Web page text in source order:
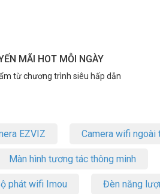
MÃI HOT MỖI NGÀY
từ chương trình siêu hấp dẫn
EZVIZ Camera wifi ngoài
Màn hình tương tác thông minh
phát wifi Imou Đèn năng